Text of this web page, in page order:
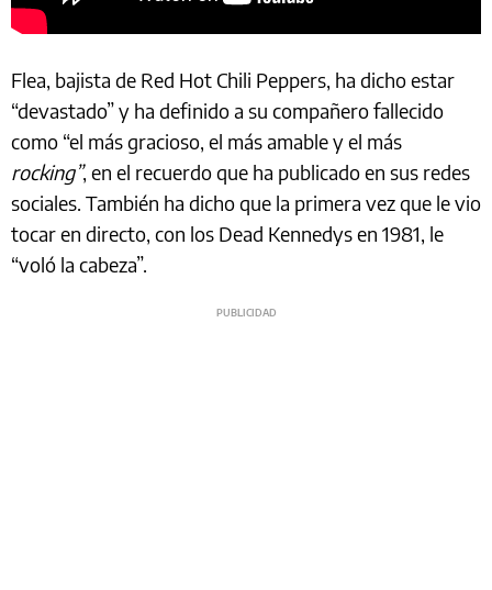
Flea, bajista de Red Hot Chili Peppers, ha dicho estar
“devastado” y ha definido a su compañero fallecido
como “el más gracioso, el más amable y el más
rocking”, en el recuerdo que ha publicado en sus redes
sociales. También ha dicho que la primera vez que le vio
tocar en directo, con los Dead Kennedys en 1981, le
“voló la cabeza”.